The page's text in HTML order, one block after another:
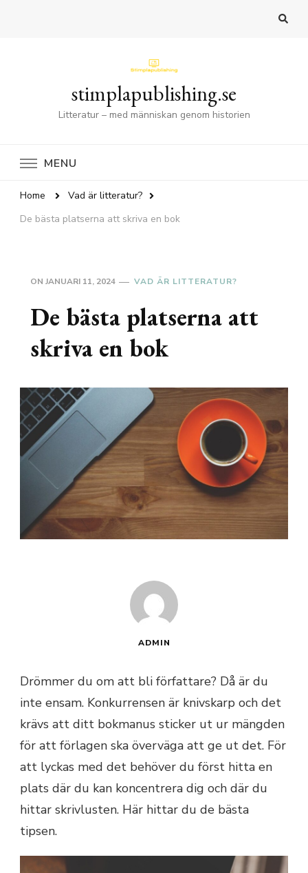
stimplapublishing.se
Litteratur – med människan genom historien
MENU
Home
Vad är litteratur?
De bästa platserna att skriva en bok
ON JANUARI 11, 2024 VAD ÄR LITTERATUR?
De bästa platserna att
skriva en bok
ADMIN
Drömmer du om att bli författare? Då är du
inte ensam. Konkurrensen är knivskarp och det
krävs att ditt bokmanus sticker ut ur mängden
för att förlagen ska överväga att ge ut det. För
att lyckas med det behöver du först hitta en
plats där du kan koncentrera dig och där du
hittar skrivlusten. Här hittar du de bästa
tipsen.